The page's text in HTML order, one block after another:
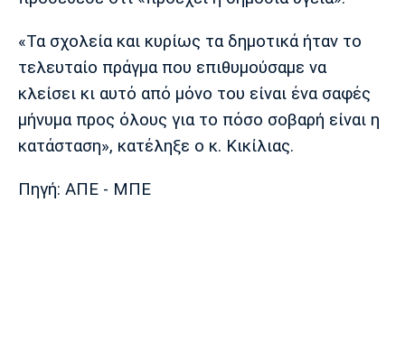
«Τα σχολεία και κυρίως τα δημοτικά ήταν το
τελευταίο πράγμα που επιθυμούσαμε να
κλείσει κι αυτό από μόνο του είναι ένα σαφές
μήνυμα προς όλους για το πόσο σοβαρή είναι η
κατάσταση», κατέληξε ο κ. Κικίλιας.
Πηγή: ΑΠΕ - ΜΠΕ